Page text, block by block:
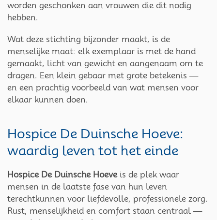
worden geschonken aan vrouwen die dit nodig
hebben.
Wat deze stichting bijzonder maakt, is de
menselijke maat: elk exemplaar is met de hand
gemaakt, licht van gewicht en aangenaam om te
dragen. Een klein gebaar met grote betekenis —
en een prachtig voorbeeld van wat mensen voor
elkaar kunnen doen.
Hospice De Duinsche Hoeve:
waardig leven tot het einde
Hospice De Duinsche Hoeveis de plek waar
mensen in de laatste fase van hun leven
terechtkunnen voor liefdevolle, professionele zorg.
Rust, menselijkheid en comfort staan centraal —